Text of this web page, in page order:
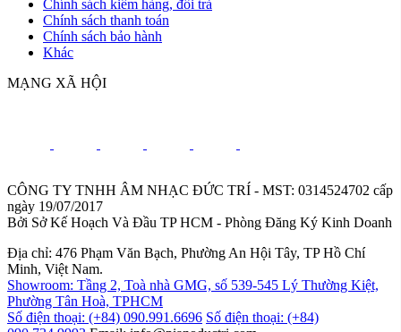
Chính sách kiểm hàng, đổi trả
Chính sách thanh toán
Chính sách bảo hành
Khác
MẠNG XÃ HỘI
CÔNG TY TNHH ÂM NHẠC ĐỨC TRÍ - MST: 0314524702 cấp
ngày 19/07/2017
Bởi Sở Kế Hoạch Và Đầu TP HCM - Phòng Đăng Ký Kinh Doanh
Địa chỉ: 476 Phạm Văn Bạch, Phường An Hội Tây, TP Hồ Chí
Minh, Việt Nam.
Showroom: Tầng 2, Toà nhà GMG, số 539-545 Lý Thường Kiệt,
Phường Tân Hoà, TPHCM
Số điện thoại: (+84) 090.991.6696 Số điện thoại: (+84)